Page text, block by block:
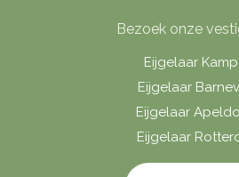
Bezoek onze
Eijgelaar
Eijgelaar
Eijgelaar
Eijgelaar